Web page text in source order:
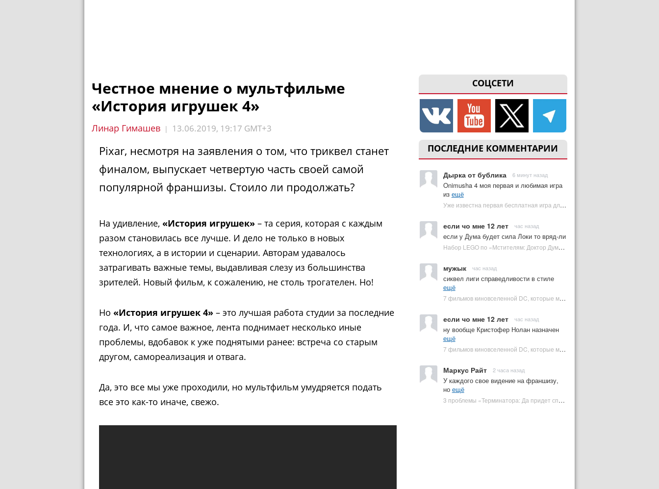
СОЦСЕТИ
ПОСЛЕДНИЕ КОММЕНТАРИИ
Дырка от бублика 6 минут назад
Onimusha 4 моя первая и любимая игра
из ещё
Уже известна первая бесплатная игра для PS Plus Premium за август 2026 | Plugged In Ru
если чо мне 12 лет час назад
если у Дума будет сила Локи то вряд-ли
Набор LEGO по «Мстителям: Доктор Дум» раскрыл костюм Часового | Plugged In Ru
мужык час назад
сиквел лиги справедливости в стиле
ещё
7 фильмов киновселенной DC, которые может снять Зак Снайдер | Plugged In Ru
если чо мне 12 лет час назад
ну вообще Кристофер Нолан назначен
ещё
7 фильмов киновселенной DC, которые может снять Зак Снайдер | Plugged In Ru
Маркус Райт 2 часа назад
У каждого свое видение на франшизу,
но ещё
3 проблемы «Терминатора: Да придет спаситель», которые испортили фильм | Plugged In Ru
Честное мнение о мультфильме
«История игрушек 4»
Линар Гимашев | 13.06.2019, 19:17 GMT+3
Pixar, несмотря на заявления о том, что триквел станет
финалом, выпускает четвертую часть своей самой
популярной франшизы. Стоило ли продолжать?
На удивление, «История игрушек» – та серия, которая с каждым
разом становилась все лучше. И дело не только в новых
технологиях, а в истории и сценарии. Авторам удавалось
затрагивать важные темы, выдавливая слезу из большинства
зрителей. Новый фильм, к сожалению, не столь трогателен. Но!
Но «История игрушек 4» – это лучшая работа студии за последние
года. И, что самое важное, лента поднимает несколько иные
проблемы, вдобавок к уже поднятыми ранее: встреча со старым
другом, самореализация и отвага.
Да, это все мы уже проходили, но мультфильм умудряется подать
все это как-то иначе, свежо.